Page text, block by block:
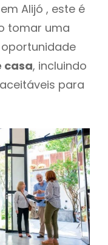
Alijó , este é
tomar uma
casa, incluindo
para